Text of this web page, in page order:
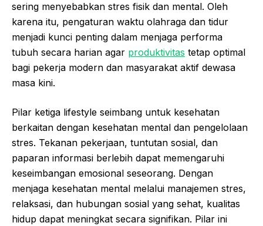
sering menyebabkan stres fisik dan mental. Oleh
karena itu, pengaturan waktu olahraga dan tidur
menjadi kunci penting dalam menjaga performa
tubuh secara harian agar produktivitas tetap optimal
bagi pekerja modern dan masyarakat aktif dewasa
masa kini.
Pilar ketiga lifestyle seimbang untuk kesehatan
berkaitan dengan kesehatan mental dan pengelolaan
stres. Tekanan pekerjaan, tuntutan sosial, dan
paparan informasi berlebih dapat memengaruhi
keseimbangan emosional seseorang. Dengan
menjaga kesehatan mental melalui manajemen stres,
relaksasi, dan hubungan sosial yang sehat, kualitas
hidup dapat meningkat secara signifikan. Pilar ini